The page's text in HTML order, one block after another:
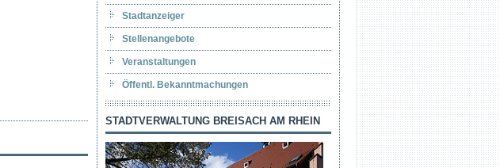
Stadtanzeiger
Stellenangebote
Veranstaltungen
Öffentl. Bekanntmachungen
STADTVERWALTUNG BREISACH AM RHEIN